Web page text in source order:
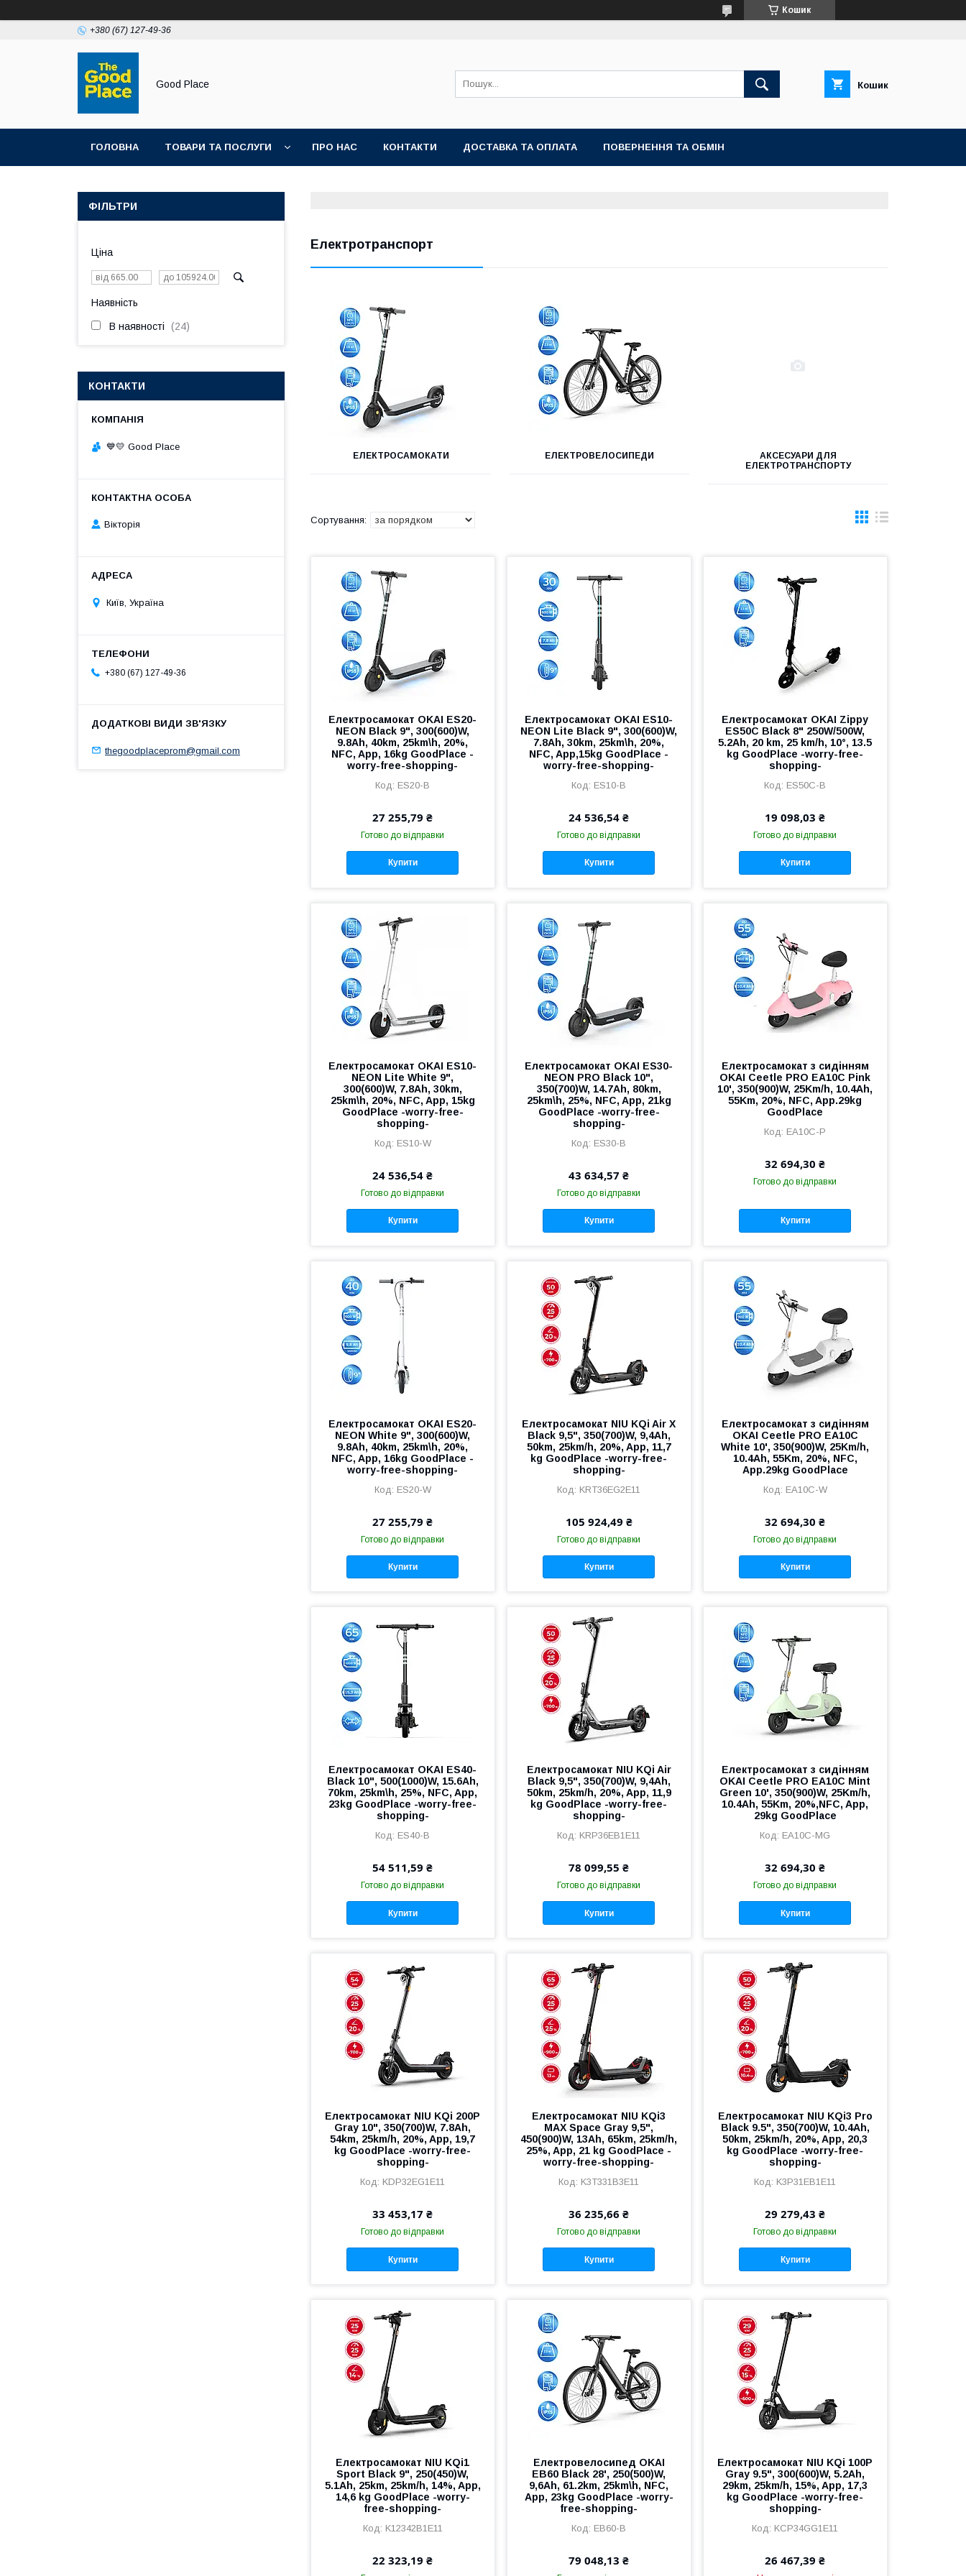
Кошик
+380 (67) 127-49-36
Good Place Кошик
ГОЛОВНА ТОВАРИ ТА ПОСЛУГИ ПРО НАС КОНТАКТИ ДОСТАВКА ТА ОПЛАТА ПОВЕРНЕННЯ ТА ОБМІН
Електротранспорт
ЕЛЕКТРОСАМОКАТИ ЕЛЕКТРОВЕЛОСИПЕДИ
АКСЕСУАРИ ДЛЯ
ЕЛЕКТРОТРАНСПОРТУ
Електросамокат OKAI ES20-
NEON Black 9", 300(600)W,
9.8Ah, 40km, 25km\h, 20%,
NFC, App, 16kg GoodPlace -
worry-free-shopping-
ES20-B
27 255,79 ₴
Готово до відправки
Купити
Електросамокат OKAI ES10-
NEON Lite Black 9", 300(600)W,
7.8Ah, 30km, 25km\h, 20%,
NFC, App,15kg GoodPlace -
worry-free-shopping-
ES10-B
24 536,54 ₴
Готово до відправки
Купити
Електросамокат OKAI Zippy
ES50С Black 8" 250W/500W,
5.2Ah, 20 km, 25 km/h, 10°, 13.5
kg GoodPlace -worry-free-
shopping-
ES50C-B
19 098,03 ₴
Готово до відправки
Купити
Електросамокат OKAI ES10-
NEON Lite White 9",
300(600)W, 7.8Ah, 30km,
25km\h, 20%, NFC, App, 15kg
GoodPlace -worry-free-
shopping-
ES10-W
24 536,54 ₴
Готово до відправки
Купити
Електросамокат OKAI ES30-
NEON PRO Black 10",
350(700)W, 14.7Ah, 80km,
25km\h, 25%, NFC, App, 21kg
GoodPlace -worry-free-
shopping-
ES30-B
43 634,57 ₴
Готово до відправки
Купити
Електросамокат з сидінням
OKAI Ceetle PRO EA10C Pink
10', 350(900)W, 25Km/h, 10.4Ah,
55Km, 20%, NFC, App.29kg
GoodPlace
EA10C-P
32 694,30 ₴
Готово до відправки
Купити
Електросамокат OKAI ES20-
NEON White 9", 300(600)W,
9.8Ah, 40km, 25km\h, 20%,
NFC, App, 16kg GoodPlace -
worry-free-shopping-
ES20-W
27 255,79 ₴
Готово до відправки
Купити
Електросамокат NIU KQi Air X
Black 9,5", 350(700)W, 9,4Ah,
50km, 25km/h, 20%, App, 11,7
kg GoodPlace -worry-free-
shopping-
KRT36EG2E11
105 924,49 ₴
Готово до відправки
Купити
Електросамокат з сидінням
OKAI Ceetle PRO EA10C
White 10', 350(900)W, 25Km/h,
10.4Ah, 55Km, 20%, NFC,
App.29kg GoodPlace
EA10C-W
32 694,30 ₴
Готово до відправки
Купити
Електросамокат OKAI ES40-
Black 10", 500(1000)W, 15.6Ah,
70km, 25km\h, 25%, NFC, App,
23kg GoodPlace -worry-free-
shopping-
ES40-B
54 511,59 ₴
Готово до відправки
Купити
Електросамокат NIU KQi Air
Black 9,5", 350(700)W, 9,4Ah,
50km, 25km/h, 20%, App, 11,9
kg GoodPlace -worry-free-
shopping-
KRP36EB1E11
78 099,55 ₴
Готово до відправки
Купити
Електросамокат з сидінням
OKAI Ceetle PRO EA10C Mint
Green 10', 350(900)W, 25Km/h,
10.4Ah, 55Km, 20%,NFC, App,
29kg GoodPlace
EA10C-MG
32 694,30 ₴
Готово до відправки
Купити
Електросамокат NIU KQi 200P
Gray 10", 350(700)W, 7.8Ah,
54km, 25km/h, 20%, App, 19,7
kg GoodPlace -worry-free-
shopping-
KDP32EG1E11
33 453,17 ₴
Готово до відправки
Купити
Електросамокат NIU KQi3
MAX Space Gray 9,5",
450(900)W, 13Ah, 65km, 25km/h,
25%, App, 21 kg GoodPlace -
worry-free-shopping-
K3T331B3E11
36 235,66 ₴
Готово до відправки
Купити
Електросамокат NIU KQi3 Pro
Black 9.5", 350(700)W, 10.4Ah,
50km, 25km/h, 20%, App, 20,3
kg GoodPlace -worry-free-
shopping-
K3P31EB1E11
29 279,43 ₴
Готово до відправки
Купити
Електросамокат NIU KQi1
Sport Black 9", 250(450)W,
5.1Ah, 25km, 25km/h, 14%, App,
14,6 kg GoodPlace -worry-
free-shopping-
K12342B1E11
22 323,19 ₴
Електровелосипед OKAI
EB60 Black 28', 250(500)W,
9,6Ah, 61.2km, 25km\h, NFC,
App, 23kg GoodPlace -worry-
free-shopping-
EB60-B
79 048,13 ₴
Електросамокат NIU KQi 100P
Gray 9.5", 300(600)W, 5.2Ah,
29km, 25km/h, 15%, App, 17,3
kg GoodPlace -worry-free-
shopping-
KCP34GG1E11
26 467,39 ₴
ФІЛЬТРИ
Ціна
Наявність
В наявності 24
КОНТАКТИ
💙💛 Good Place
Вікторія
Київ, Україна
+380 (67) 127-49-36
thegoodplaceprom@gmail.com